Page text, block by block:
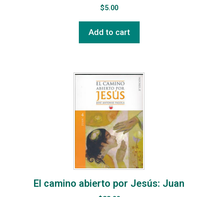
$5.00
Add to cart
El camino abierto por Jesús: Juan